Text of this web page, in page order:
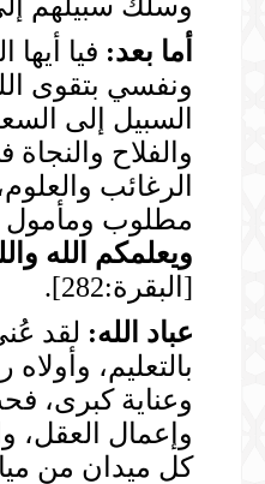
أما بعد: فيا
ونفسي بتقوى
السبيل إلى
والفلاح والنجاة
الرغائب
مطلوب ومأمول
ويعلمكم الله
[البقرة:282].
عباد الله: لقد
بالتعليم،
وعناية كبرى،
وإعمال العقل،
كل ميدان من